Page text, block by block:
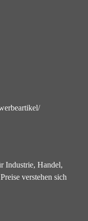
Industrie, Handel,
verstehen sich